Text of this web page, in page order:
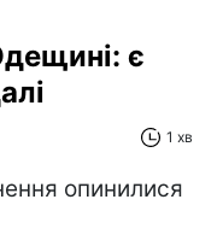
є
1 хв
опинилися